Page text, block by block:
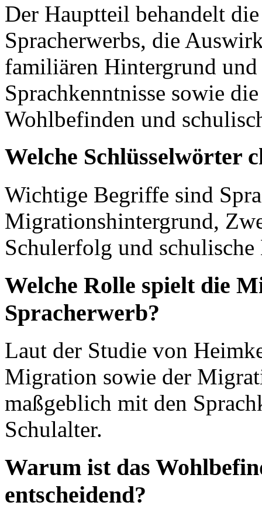
Der Hauptteil behandelt
Spracherwerbs, die
familiären Hintergrund
Sprachkenntnisse sowie
Wohlbefinden und
Welche Schlüsselwörter
Wichtige Begriffe sind
Migrationshintergrund,
Schulerfolg und schulische
Welche Rolle spielt die
Spracherwerb?
Laut der Studie von
Migration sowie der
maßgeblich mit den
Schulalter.
Warum ist das
entscheidend?